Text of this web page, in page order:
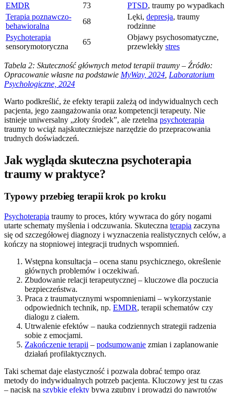
EMDR
73 PTSD, traumy po wypadkach
Terapia poznawczo-
behawioralna
68
Lęki, depresja, traumy
rodzinne
Psychoterapia
sensorymotoryczna
65
Objawy psychosomatyczne,
przewlekły stres
Tabela 2: Skuteczność głównych metod terapii traumy – Źródło:
Opracowanie własne na podstawie MyWay, 2024 Laboratorium
Psychologiczne, 2024
Warto podkreślić, że efekty terapii zależą od indywidualnych cech
pacjenta, jego zaangażowania oraz kompetencji terapeuty. Nie
istnieje uniwersalny „złoty środek”, ale rzetelna psychoterapia
traumy to wciąż najskuteczniejsze narzędzie do przepracowania
trudnych doświadczeń.
Jak wygląda skuteczna psychoterapia
traumy w praktyce?
Typowy przebieg terapii krok po kroku
Psychoterapia traumy to proces, który wywraca do góry nogami
utarte schematy myślenia i odczuwania. Skuteczna terapia zaczyna
się od szczegółowej diagnozy i wyznaczenia realistycznych celów, a
kończy na stopniowej integracji trudnych wspomnień.
Wstępna konsultacja – ocena stanu psychicznego, określenie
głównych problemów i oczekiwań.
Zbudowanie relacji terapeutycznej – kluczowe dla poczucia
bezpieczeństwa.
Praca z traumatycznymi wspomnieniami – wykorzystanie
odpowiednich technik, np. EMDR, terapii schematów czy
dialogu z ciałem.
Utrwalenie efektów – nauka codziennych strategii radzenia
sobie z emocjami.
Zakończenie terapii – podsumowanie zmian i zaplanowanie
działań profilaktycznych.
Taki schemat daje elastyczność i pozwala dobrać tempo oraz
metody do indywidualnych potrzeb pacjenta. Kluczowy jest tu czas
– nacisk na szybkie efekty bywa zgubny i prowadzi do nawrotów